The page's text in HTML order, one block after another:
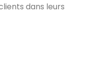
dans leurs